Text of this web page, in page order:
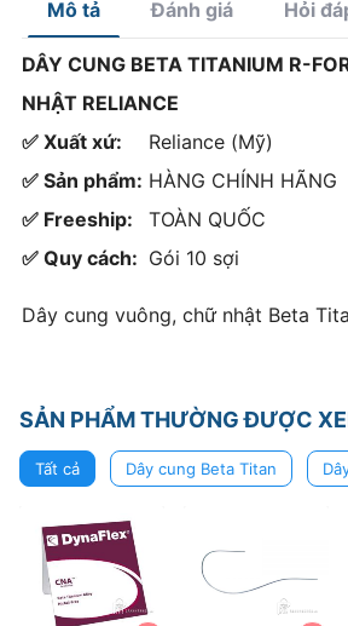
Mô tả Đánh giá Hỏi
DÂY CUNG BETA TITANIUM R-
NHẬT RELIANCE
✅ Xuất xứ:
Reliance (Mỹ)
✅ Sản phẩm: HÀNG CHÍNH HÃNG
✅ Freeship:
TOÀN QUỐC
✅ Quy cách: Gói 10 sợi
Dây cung vuông, chữ nhật Beta
SẢN PHẨM THƯỜNG ĐƯỢC
Tất cả Dây cung Beta Titan